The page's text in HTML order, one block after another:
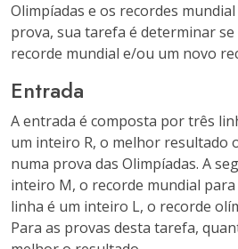
Olimpíadas e os recordes
prova, sua tarefa é determinar
recorde mundial e/ou um novo
Entrada
A entrada é composta por três
um inteiro R, o melhor resultado
numa prova das Olimpíadas. A
inteiro M, o recorde mundial
linha é um inteiro L, o recorde
Para as provas desta tarefa,